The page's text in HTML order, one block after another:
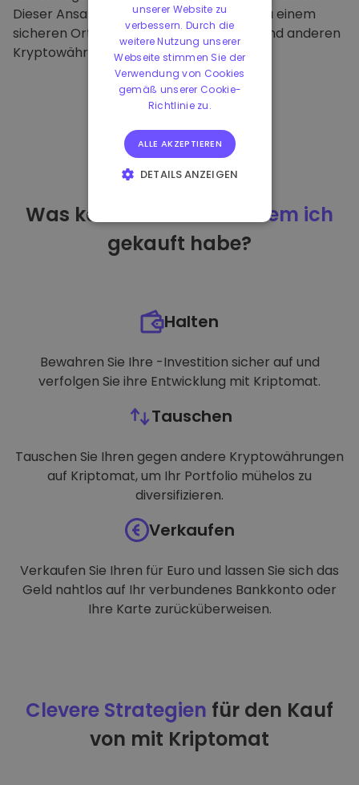
Dieser Ansatz macht unsere Plattform zu einem
sicheren Ort für die Aufbewahrung von und anderen
Kryptowährungen.
Was kann ich tun
nachdem ich
gekauft habe?
Halten
Bewahren Sie Ihre -Investition sicher auf und
verfolgen Sie ihre Entwicklung mit Kriptomat.
Tauschen
Tauschen Sie Ihren gegen andere Kryptowährungen
auf Kriptomat, um Ihr Portfolio mühelos zu
diversifizieren.
Verkaufen
Verkaufen Sie Ihren für Euro und lassen Sie sich das
Geld nahtlos auf Ihr verbundenes Bankkonto oder
Ihre Karte zurücküberweisen.
Clevere Strategien für den Kauf
von mit Kriptomat
unserer Website zu
verbessern. Durch die
weitere Nutzung unserer
Webseite stimmen Sie der
Verwendung von Cookies
gemäß unserer Cookie-
Richtlinie zu.
ALLE AKZEPTIEREN
DETAILS ANZEIGEN
PERFORMANCE